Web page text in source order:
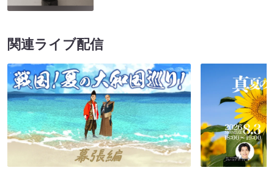
関連ライブ配信